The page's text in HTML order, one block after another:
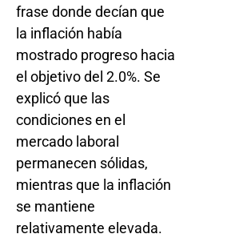
frase donde decían que
la inflación había
mostrado progreso hacia
el objetivo del 2.0%. Se
explicó que las
condiciones en el
mercado laboral
permanecen sólidas,
mientras que la inflación
se mantiene
relativamente elevada.